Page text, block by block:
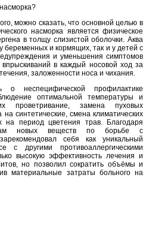
можно сказать, что основной целью в
насморка является физическое
в толщу слизистой оболочки. Аква
беременных и кормящих, так и у детей с
и уменьшения симптомов
впрыскиваний в каждый носовой ход за
заложенности носа и чихания.
неспецифической профилактике
оптимальной температуры и
проветривание, замена пуховых
синтетические, смена климатических
на период цветения трав. Благодаря
новых веществ по борьбе с
себя как уникальный
с другими противоаллергическими
высокую эффективность лечения и
но позволил сократить объёмы и
материальные затраты больного на